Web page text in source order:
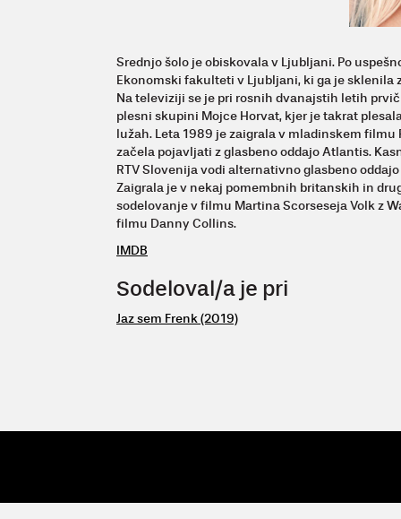
Srednjo šolo je obiskovala v Ljubljani. Po
Ekonomski fakulteti v Ljubljani, ki ga je
Na televiziji se je pri rosnih dvanajstih letih
plesni skupini Mojce Horvat, kjer je takrat
lužah. Leta 1989 je zaigrala v mladinskem
začela pojavljati z glasbeno oddajo Atlantis.
RTV Slovenija vodi alternativno glasbeno
Zaigrala je v nekaj pomembnih britanskih in
sodelovanje v filmu Martina Scorseseja Volk z
filmu Danny Collins.
IMDB
Sodeloval/a je pri
Jaz sem Frenk (2019)